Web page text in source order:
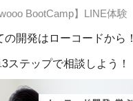
BootCamp】LINE体験
の開発はローコードから！
ステップで相談しよう！